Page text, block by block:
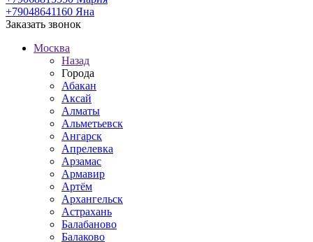
+79048641160 Яна
Заказать звонок
Москва
Назад
Города
Абакан
Аксай
Алматы
Альметьевск
Ангарск
Апрелевка
Арзамас
Армавир
Артём
Архангельск
Астрахань
Балабаново
Балаково